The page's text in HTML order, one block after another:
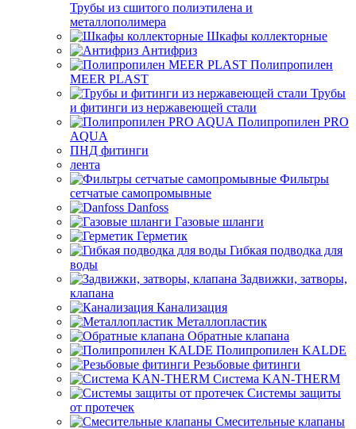
Трубы из сшитого полиэтилена и
металлополимера
Шкафы коллекторные
Антифриз
Полипропилен
MEER PLAST
Трубы
и фитинги из нержавеющей стали
Полипропилен PRO
AQUA
ПНД фитинги
лента
Фильтры
сетчатые самопромывные
Danfoss
Газовые шланги
Герметик
Гибкая подводка для
воды
Задвижки, затворы,
клапана
Канализация
Металлопластик
Обратные клапана
Полипропилен KALDE
Резьбовые фитинги
Система KAN-THERM
Системы защиты
от протечек
Смесительные клапаны